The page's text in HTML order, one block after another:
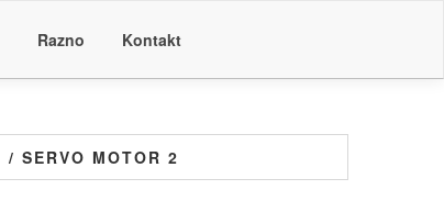
Razno Kontakt
/ SERVO MOTOR 2